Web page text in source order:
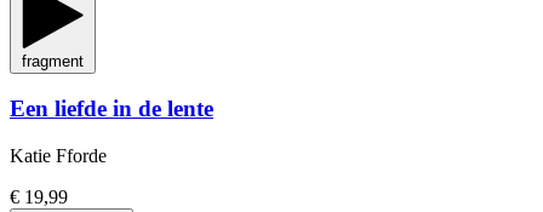
fragment
Een liefde in de lente
Katie Fforde
€ 19,99